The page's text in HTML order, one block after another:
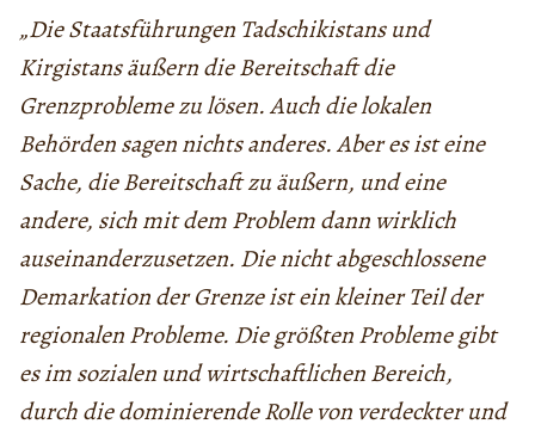
„Die Staatsführungen Tadschikistans und
Kirgistans äußern die Bereitschaft die
Grenzprobleme zu lösen. Auch die lokalen
Behörden sagen nichts anderes. Aber es ist eine
Sache, die Bereitschaft zu äußern, und eine
andere, sich mit dem Problem dann wirklich
auseinanderzusetzen. Die nicht abgeschlossene
Demarkation der Grenze ist ein kleiner Teil der
regionalen Probleme. Die größten Probleme gibt
es im sozialen und wirtschaftlichen Bereich,
durch die dominierende Rolle von verdeckter und